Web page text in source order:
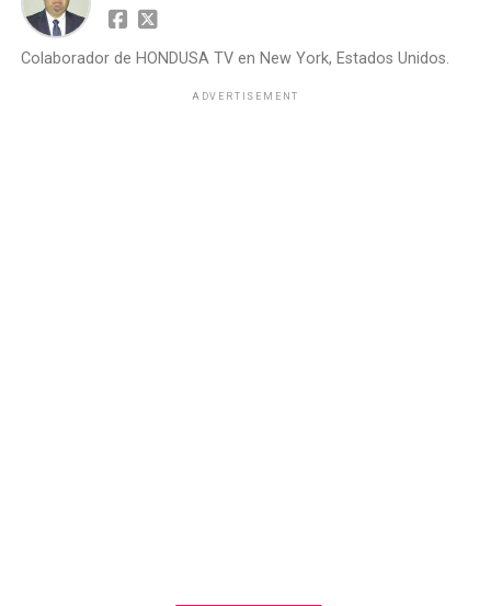
Colaborador de HONDUSA TV en New York, Estados Unidos.
ADVERTISEMENT